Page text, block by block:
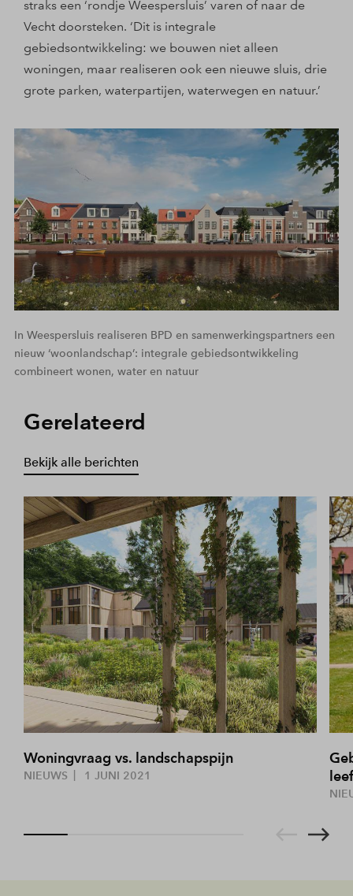
straks een ‘rondje Weespersluis’ varen of naar de
Vecht doorsteken. ‘Dit is integrale
gebiedsontwikkeling: we bouwen niet alleen
woningen, maar realiseren ook een nieuwe sluis, drie
grote parken, waterpartijen, waterwegen en natuur.’
In Weespersluis realiseren BPD en samenwerkingspartners een
nieuw ‘woonlandschap’: integrale gebiedsontwikkeling
combineert wonen, water en natuur
Gerelateerd
Bekijk alle berichten
Woningvraag vs. landschapspijn
NIEUWS 1 JUNI 2021